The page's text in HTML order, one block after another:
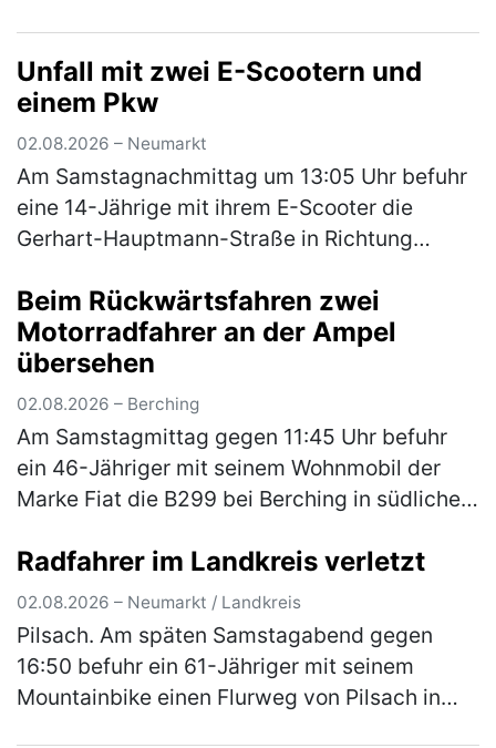
(mehr)
Unfall mit zwei E-Scootern und
einem Pkw
02.08.2026 – Neumarkt
Am Samstagnachmittag um 13:05 Uhr befuhr
eine 14-Jährige mit ihrem E-Scooter die
Gerhart-Hauptmann-Straße in Richtung
ebenfalls 14-Jährige auch mit ihrem E-
Scoote…(mehr)
Beim Rückwärtsfahren zwei
Motorradfahrer an der Ampel
übersehen
02.08.2026 – Berching
Am Samstagmittag gegen 11:45 Uhr befuhr
ein 46-Jähriger mit seinem Wohnmobil der
Marke Fiat die B299 bei Berching in südliche
ordnete er sich versehentlich an d…(mehr)
Radfahrer im Landkreis verletzt
02.08.2026 – Neumarkt / Landkreis
Pilsach. Am späten Samstagabend gegen
16:50 befuhr ein 61-Jähriger mit seinem
Mountainbike einen Flurweg von Pilsach in